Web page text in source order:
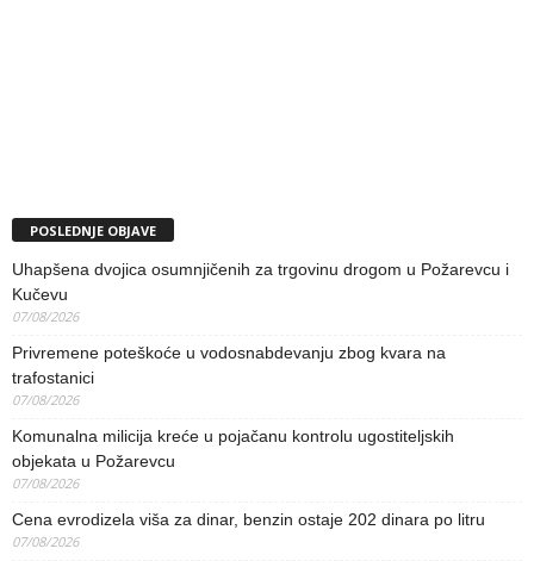
POSLEDNJE OBJAVE
Uhapšena dvojica osumnjičenih za trgovinu drogom u Požarevcu i
Kučevu
07/08/2026
Privremene poteškoće u vodosnabdevanju zbog kvara na
trafostanici
07/08/2026
Komunalna milicija kreće u pojačanu kontrolu ugostiteljskih
objekata u Požarevcu
07/08/2026
Cena evrodizela viša za dinar, benzin ostaje 202 dinara po litru
07/08/2026